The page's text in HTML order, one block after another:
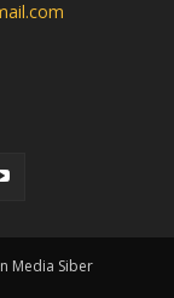
Media Siber